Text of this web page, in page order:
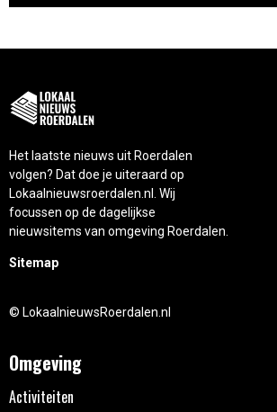
Het laatste nieuws uit Roerdalen
volgen? Dat doe je uiteraard op
Lokaalnieuwsroerdalen.nl. Wij
focussen op de dagelijkse
nieuwsitems van omgeving Roerdalen.
Sitemap
© LokaalnieuwsRoerdalen.nl
Omgeving
Activiteiten